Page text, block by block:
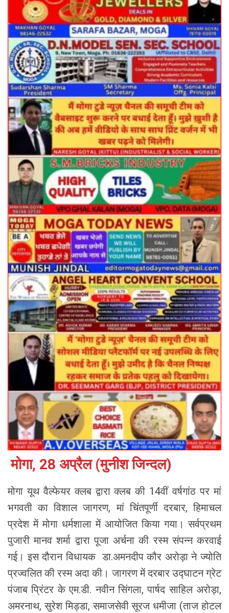
मोगा, 28 अप्रैल (मुनीश जिन्दल)
मोगा यूथ वैल्फेयर क्लब द्वारा क्लब की 14वीं वर्षगांठ पर मां
भगवती का विशाल जागरण, मां चिंतपूर्णी दरबार, हिमाचल
प्रदेश में मोगा धर्मशाला में आयोजित किया गया। सर्वप्रथम
पुजारी मानव शर्मा द्वारा पूजा अर्चना की रस्म संपन्न करवाई
गई। इस दौरान विधायक डा.अमनदीप कौर अरोड़ा ने ज्योति
प्रज्वलित की रस्म अदा की। जागरण में दरबार उद्घाटन ग्रेट
पंजाब प्रिंटर के एम.डी. नवीन सिंगला, पार्षद साहिल अरोड़ा,
अमरनाथ, सुरेश मिड्डा, समाजसेवी सूरज धमीजा (ताज होटल